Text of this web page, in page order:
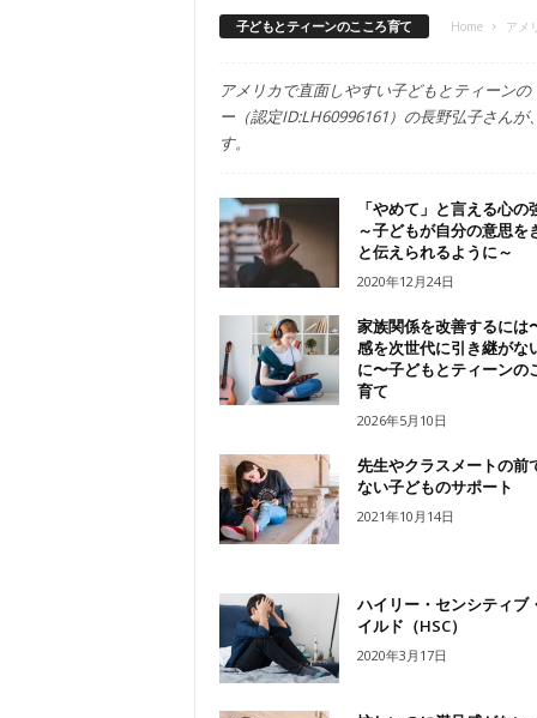
子どもとティーンのこころ育て Home アメ
アメリカで直面しやすい子どもとティーン
ー（認定ID:LH60996161）の長野弘子さん
す。
「やめて」と言える心
～子どもが自分の意思を
と伝えられるように～
2020年12月24日
家族関係を改善するには
感を次世代に引き継がな
に〜子どもとティーンの
育て
2026年5月10日
先生やクラスメートの前
ない子どものサポート
2021年10月14日
ハイリー・センシティブ
イルド（HSC）
2020年3月17日